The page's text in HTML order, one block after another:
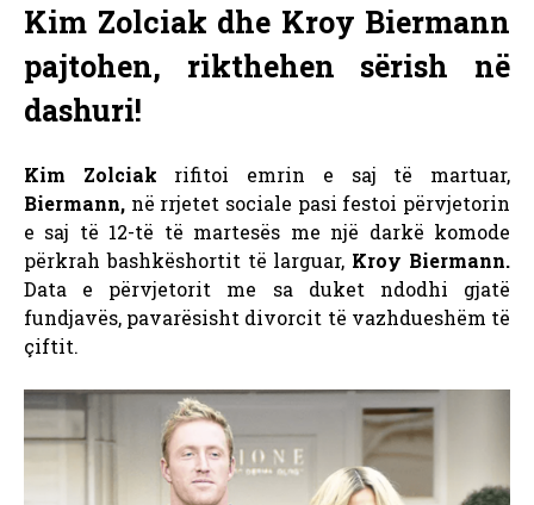
Kim Zolciak dhe Kroy Biermann
pajtohen, rikthehen sërish në
dashuri!
Kim Zolciak rifitoi emrin e saj të martuar,
Biermann, në rrjetet sociale pasi festoi përvjetorin
e saj të 12-të të martesës me një darkë komode
përkrah bashkëshortit të larguar, Kroy Biermann.
Data e përvjetorit me sa duket ndodhi gjatë
fundjavës, pavarësisht divorcit të vazhdueshëm të
çiftit.